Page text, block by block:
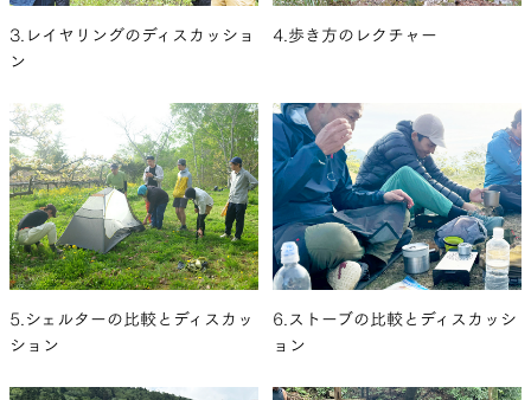
3.レイヤリングのディスカッショ
ン
4.歩き方のレクチャー
5.シェルターの比較とディスカッ
ション
6.ストーブの比較とディスカッシ
ョン